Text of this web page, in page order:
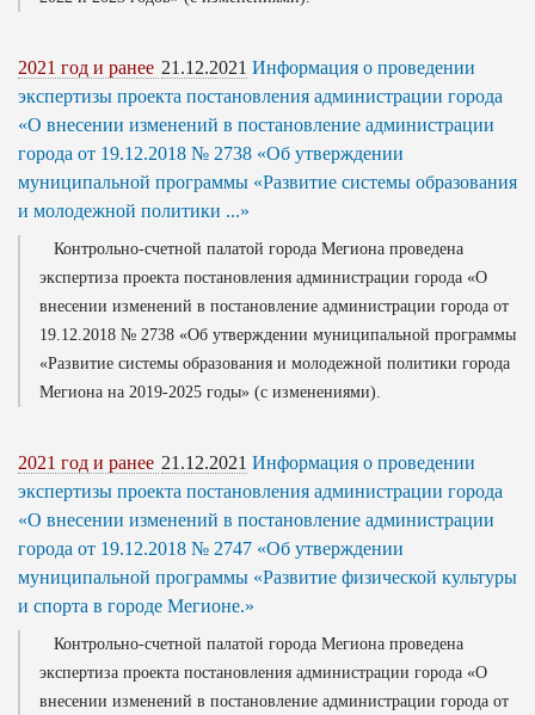
2021 год и ранее 21.12.2021 Информация о проведении
экспертизы проекта постановления администрации города
«О внесении изменений в постановление администрации
города от 19.12.2018 № 2738 «Об утверждении
муниципальной программы «Развитие системы образования
и молодежной политики ...»
Контрольно-счетной палатой города Мегиона проведена
экспертиза проекта постановления администрации города «О
внесении изменений в постановление администрации города от
19.12.2018 № 2738 «Об утверждении муниципальной программы
«Развитие системы образования и молодежной политики города
Мегиона на 2019-2025 годы» (с изменениями).
2021 год и ранее 21.12.2021 Информация о проведении
экспертизы проекта постановления администрации города
«О внесении изменений в постановление администрации
города от 19.12.2018 № 2747 «Об утверждении
муниципальной программы «Развитие физической культуры
и спорта в городе Мегионе.»
Контрольно-счетной палатой города Мегиона проведена
экспертиза проекта постановления администрации города «О
внесении изменений в постановление администрации города от